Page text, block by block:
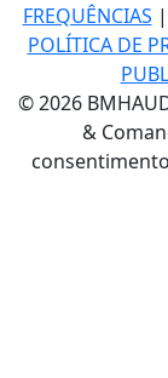
FREQUÊNCIAS |
POLÍTICA DE
© 2026
&